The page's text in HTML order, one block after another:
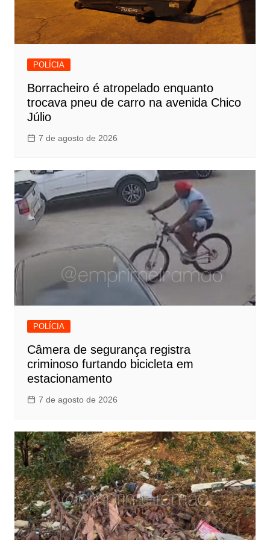
POLÍCIA
Borracheiro é atropelado enquanto
trocava pneu de carro na avenida Chico
Júlio
7 de agosto de 2026
POLÍCIA
Câmera de segurança registra
criminoso furtando bicicleta em
estacionamento
7 de agosto de 2026